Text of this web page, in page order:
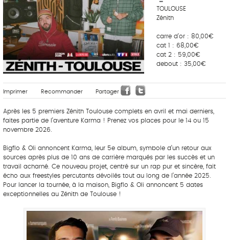
TOULOUSE
Zénith
carre d’or : 80,00€
cat 1 : 68,00€
cat 2 : 59,00€
debout : 35,00€
Imprimer Recommander Partager
Après les 5 premiers Zénith Toulouse complets en avril et mai derniers,
faites partie de l’aventure Karma ! Prenez vos places pour le 14 ou 15
novembre 2026.
Bigflo & Oli annoncent Karma, leur 5e album, symbole d’un retour aux
sources après plus de 10 ans de carrière marqués par les succès et un
travail acharné. Ce nouveau projet, centré sur un rap pur et sincère, fait
écho aux freestyles percutants dévoilés tout au long de l’année 2025.
Pour lancer la tournée, à la maison, Bigflo & Oli annoncent 5 dates
exceptionnelles au Zénith de Toulouse !